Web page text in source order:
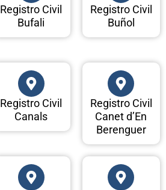
Registro Civil
Bufali
Registro Civil
Buñol
Registro Civil
Canals
Registro Civil
Canet d’En
Berenguer